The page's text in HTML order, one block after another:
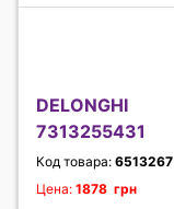
DELONGHI
7313255431
Код товара: 6513267
Цена: 1878 грн